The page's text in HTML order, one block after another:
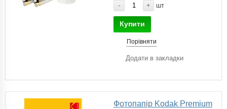
- + шт
Купити
Порівняти
Додати в закладки
Фотопапір Kodak Premium